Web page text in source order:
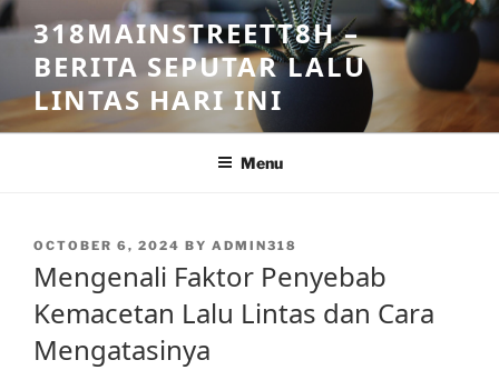
Skip
to
content
318MAINSTREETT8H –
BERITA SEPUTAR LALU
LINTAS HARI INI
Menu
POSTED
OCTOBER 6, 2024 BY ADMIN318
Mengenali Faktor Penyebab
Kemacetan Lalu Lintas dan Cara
Mengatasinya